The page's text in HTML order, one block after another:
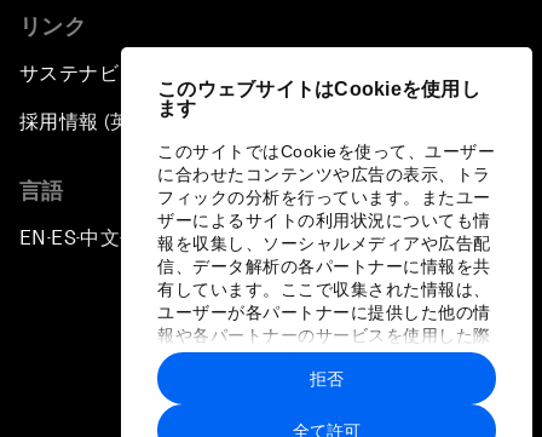
このウェブサイトはCookieを使用し
ます
このサイトではCookieを使って、ユーザー
に合わせたコンテンツや広告の表示、トラ
フィックの分析を行っています。またユー
ザーによるサイトの利用状況についても情
報を収集し、ソーシャルメディアや広告配
信、データ解析の各パートナーに情報を共
有しています。ここで収集された情報は、
ユーザーが各パートナーに提供した他の情
報や各パートナーのサービスを使用した際
に収集された情報と組み合わされ、各パー
トナーによって使用されることがありま
す。
全て許可
拒否
リンク
サステナビリティへの取り組み
採用情報 (英語のみ)
言語
EN ▪ES▪中文▪ 日本語
プライバシーポリシーと利用規約